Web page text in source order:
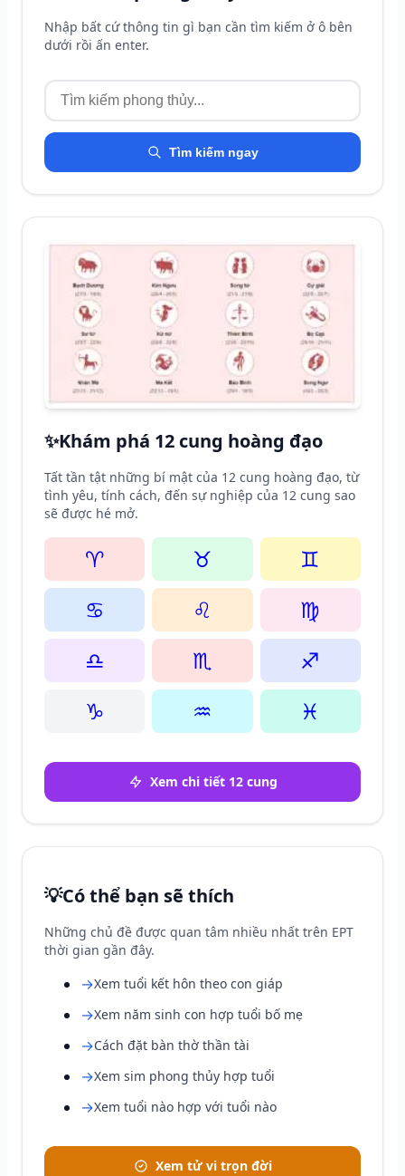
Nhập bất cứ thông tin gì bạn cần tìm kiếm ở ô bên
dưới rồi ấn enter.
Tìm kiếm ngay
✨Khám phá 12 cung hoàng đạo
Tất tần tật những bí mật của 12 cung hoàng đạo, từ
tình yêu, tính cách, đến sự nghiệp của 12 cung sao
sẽ được hé mở.
♈ ♉
♊
♋
♌
♍
♎
♏
♐
♑
♒ ♓
Xem chi tiết 12 cung
💡Có thể bạn sẽ thích
Những chủ đề được quan tâm nhiều nhất trên EPT
thời gian gần đây.
→Xem tuổi kết hôn theo con giáp
→Xem năm sinh con hợp tuổi bố mẹ
→Cách đặt bàn thờ thần tài
→Xem sim phong thủy hợp tuổi
→Xem tuổi nào hợp với tuổi nào
Xem tử vi trọn đời